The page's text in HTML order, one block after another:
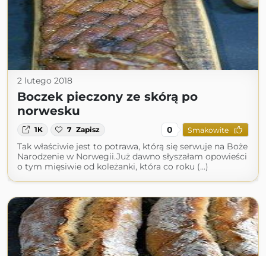
2 lutego 2018
Boczek pieczony ze skórą po
norwesku
1K 7 Zapisz 0 Smakowite
Tak właściwie jest to potrawa, którą się serwuje na Boże
Narodzenie w Norwegii.Już dawno słyszałam opowieści
o tym mięsiwie od koleżanki, która co roku (...)